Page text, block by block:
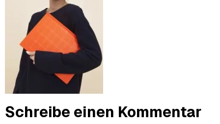
Schreibe einen Kommentar